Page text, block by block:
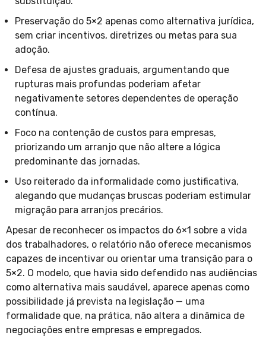
Preservação do 5×2 apenas como alternativa jurídica,
sem criar incentivos, diretrizes ou metas para sua
adoção.
Defesa de ajustes graduais, argumentando que
rupturas mais profundas poderiam afetar
negativamente setores dependentes de operação
contínua.
Foco na contenção de custos para empresas,
priorizando um arranjo que não altere a lógica
predominante das jornadas.
Uso reiterado da informalidade como justificativa,
alegando que mudanças bruscas poderiam estimular
migração para arranjos precários.
Apesar de reconhecer os impactos do 6×1 sobre a vida
dos trabalhadores, o relatório não oferece mecanismos
capazes de incentivar ou orientar uma transição para o
5×2. O modelo, que havia sido defendido nas audiências
como alternativa mais saudável, aparece apenas como
possibilidade já prevista na legislação — uma
formalidade que, na prática, não altera a dinâmica de
negociações entre empresas e empregados.